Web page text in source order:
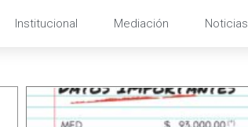
Institucional Mediación Noticias